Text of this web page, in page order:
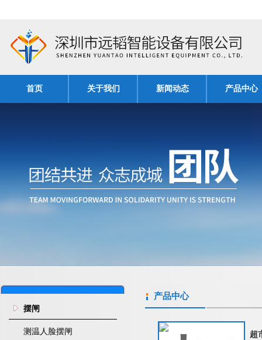
首页 关于我们 新闻动态 产品中心
摆闸
测温人脸摆闸
产品中心
超